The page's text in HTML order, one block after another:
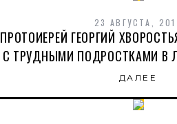
23 АВГУСТА,
ПРОТОИЕРЕЙ ГЕОРГИЙ
С ТРУДНЫМИ ПОДРОСТКАМИ В
ДАЛЕЕ